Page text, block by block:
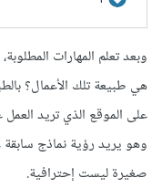
وبعد تعلم المهارات
هي طبيعة تلك الأعمال؟
على الموقع الذي تريد
وهو يريد رؤية نماذج
صغيرة ليست إحترافية.